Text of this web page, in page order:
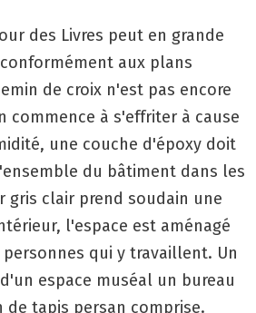
des Livres peut en grande
aux plans
de croix n'est pas encore
commence à s'effriter à cause
une couche d'époxy doit
du bâtiment dans les
gris clair prend soudain une
l'espace est aménagé
qui y travaillent. Un
espace muséal un bureau
tapis persan comprise.